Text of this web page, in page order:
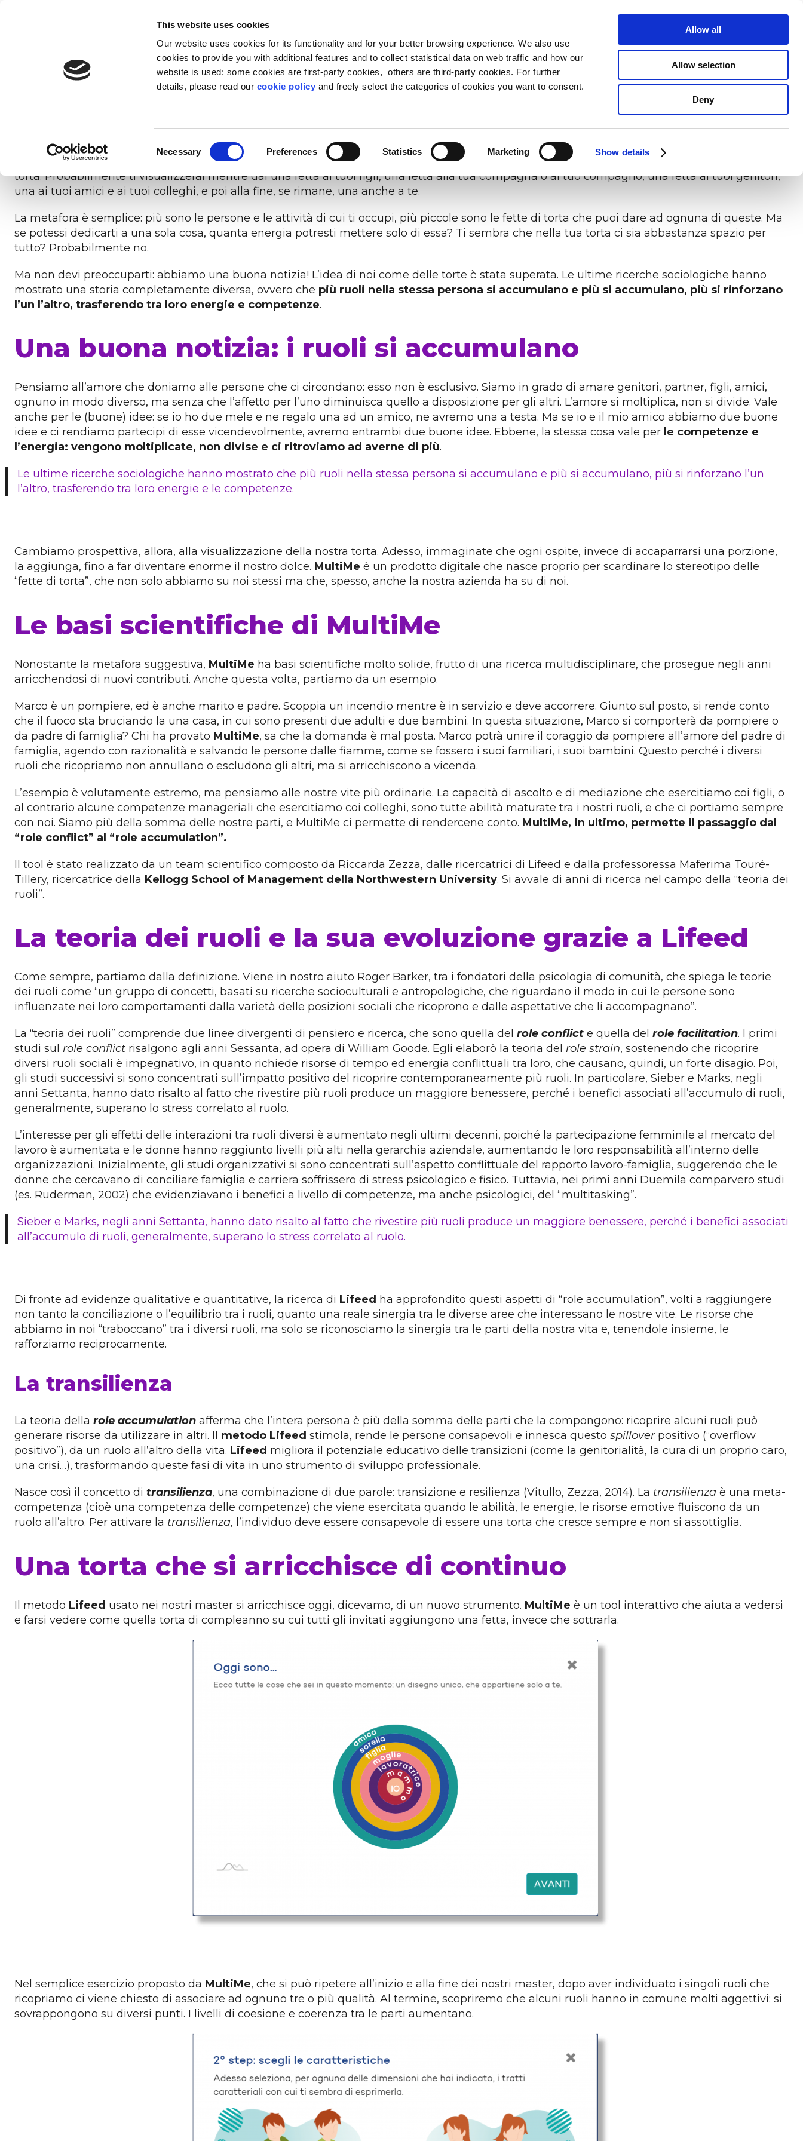
This website uses cookies
Our website uses cookies for its functionality and for your better browsing experience. We also use
cookies to provide you with additional features and to collect statistical data on web traffic and how our
website is used: some cookies are first-party cookies, others are third-party cookies. For further
details, please read our cookie policy and freely select the categories of cookies you want to consent.
Necessary Preferences Statistics Marketing Show details
Allow all
Allow selection
Deny
Accedi alla piattaformariChiedi una CONSULENZA
sviluppo senza precedenti
persone
GENERI E GENERAZIONI
INNOVAZIONE
cambiamento in risorse per l’azienda
la formazione basata sulla vita
mentre apprendono
CHI SIAMO
a impatto sociale
aziende
BLOG & RISORSE CARING COMMUNITY CONTATTACI
Immagina di essere una… torta
Immagina di essere una torta, una bella torta di compleanno, che tutti gli invitati non vedono l’ora di fare a fette e assaggiare. Ad ogni fetta
messa nel piattino corrisponde un assottigliarsi del dolce, fino a sparire del tutto. Prova ad immaginare, ora, di quante fette è composta la tua
torta. Probabilmente ti visualizzerai mentre dai una fetta ai tuoi figli, una fetta alla tua compagna o al tuo compagno, una fetta ai tuoi genitori,
una ai tuoi amici e ai tuoi colleghi, e poi alla fine, se rimane, una anche a te.
La metafora è semplice: più sono le persone e le attività di cui ti occupi, più piccole sono le fette di torta che puoi dare ad ognuna di queste. Ma
se potessi dedicarti a una sola cosa, quanta energia potresti mettere solo di essa? Ti sembra che nella tua torta ci sia abbastanza spazio per
tutto? Probabilmente no.
Ma non devi preoccuparti: abbiamo una buona notizia! L’idea di noi come delle torte è stata superata. Le ultime ricerche sociologiche hanno
mostrato una storia completamente diversa, ovvero che più ruoli nella stessa persona si accumulano e più si accumulano, più si rinforzano
l’un l’altro, trasferendo tra loro energie e competenze.
Una buona notizia: i ruoli si accumulano
Pensiamo all’amore che doniamo alle persone che ci circondano: esso non è esclusivo. Siamo in grado di amare genitori, partner, figli, amici,
ognuno in modo diverso, ma senza che l’affetto per l’uno diminuisca quello a disposizione per gli altri. L’amore si moltiplica, non si divide. Vale
anche per le (buone) idee: se io ho due mele e ne regalo una ad un amico, ne avremo una a testa. Ma se io e il mio amico abbiamo due buone
idee e ci rendiamo partecipi di esse vicendevolmente, avremo entrambi due buone idee. Ebbene, la stessa cosa vale per le competenze e
l’energia: vengono moltiplicate, non divise e ci ritroviamo ad averne di più.
Le ultime ricerche sociologiche hanno mostrato che più ruoli nella stessa persona si accumulano e più si accumulano, più si rinforzano l’un
l’altro, trasferendo tra loro energie e le competenze.
Cambiamo prospettiva, allora, alla visualizzazione della nostra torta. Adesso, immaginate che ogni ospite, invece di accaparrarsi una porzione,
la aggiunga, fino a far diventare enorme il nostro dolce. MultiMe è un prodotto digitale che nasce proprio per scardinare lo stereotipo delle
“fette di torta”, che non solo abbiamo su noi stessi ma che, spesso, anche la nostra azienda ha su di noi.
Le basi scientifiche di MultiMe
Nonostante la metafora suggestiva, MultiMe ha basi scientifiche molto solide, frutto di una ricerca multidisciplinare, che prosegue negli anni
arricchendosi di nuovi contributi. Anche questa volta, partiamo da un esempio.
Marco è un pompiere, ed è anche marito e padre. Scoppia un incendio mentre è in servizio e deve accorrere. Giunto sul posto, si rende conto
che il fuoco sta bruciando la una casa, in cui sono presenti due adulti e due bambini. In questa situazione, Marco si comporterà da pompiere o
da padre di famiglia? Chi ha provato MultiMe, sa che la domanda è mal posta. Marco potrà unire il coraggio da pompiere all’amore del padre di
famiglia, agendo con razionalità e salvando le persone dalle fiamme, come se fossero i suoi familiari, i suoi bambini. Questo perché i diversi
ruoli che ricopriamo non annullano o escludono gli altri, ma si arricchiscono a vicenda.
L’esempio è volutamente estremo, ma pensiamo alle nostre vite più ordinarie. La capacità di ascolto e di mediazione che esercitiamo coi figli, o
al contrario alcune competenze manageriali che esercitiamo coi colleghi, sono tutte abilità maturate tra i nostri ruoli, e che ci portiamo sempre
con noi. Siamo più della somma delle nostre parti, e MultiMe ci permette di rendercene conto. MultiMe, in ultimo, permette il passaggio dal
“role conflict” al “role accumulation”.
Il tool è stato realizzato da un team scientifico composto da Riccarda Zezza, dalle ricercatrici di Lifeed e dalla professoressa Maferima Touré-
Tillery, ricercatrice della Kellogg School of Management della Northwestern University. Si avvale di anni di ricerca nel campo della “teoria dei
ruoli”.
La teoria dei ruoli e la sua evoluzione grazie a Lifeed
Come sempre, partiamo dalla definizione. Viene in nostro aiuto Roger Barker, tra i fondatori della psicologia di comunità, che spiega le teorie
dei ruoli come “un gruppo di concetti, basati su ricerche socioculturali e antropologiche, che riguardano il modo in cui le persone sono
influenzate nei loro comportamenti dalla varietà delle posizioni sociali che ricoprono e dalle aspettative che li accompagnano”.
La “teoria dei ruoli” comprende due linee divergenti di pensiero e ricerca, che sono quella del role conflict e quella del role facilitation. I primi
studi sul role conflict risalgono agli anni Sessanta, ad opera di William Goode. Egli elaborò la teoria del role strain, sostenendo che ricoprire
diversi ruoli sociali è impegnativo, in quanto richiede risorse di tempo ed energia conflittuali tra loro, che causano, quindi, un forte disagio. Poi,
gli studi successivi si sono concentrati sull’impatto positivo del ricoprire contemporaneamente più ruoli. In particolare, Sieber e Marks, negli
anni Settanta, hanno dato risalto al fatto che rivestire più ruoli produce un maggiore benessere, perché i benefici associati all’accumulo di ruoli,
generalmente, superano lo stress correlato al ruolo.
L’interesse per gli effetti delle interazioni tra ruoli diversi è aumentato negli ultimi decenni, poiché la partecipazione femminile al mercato del
lavoro è aumentata e le donne hanno raggiunto livelli più alti nella gerarchia aziendale, aumentando le loro responsabilità all’interno delle
organizzazioni. Inizialmente, gli studi organizzativi si sono concentrati sull’aspetto conflittuale del rapporto lavoro-famiglia, suggerendo che le
donne che cercavano di conciliare famiglia e carriera soffrissero di stress psicologico e fisico. Tuttavia, nei primi anni Duemila comparvero studi
(es. Ruderman, 2002) che evidenziavano i benefici a livello di competenze, ma anche psicologici, del “multitasking”.
Sieber e Marks, negli anni Settanta, hanno dato risalto al fatto che rivestire più ruoli produce un maggiore benessere, perché i benefici associati
all’accumulo di ruoli, generalmente, superano lo stress correlato al ruolo.
Di fronte ad evidenze qualitative e quantitative, la ricerca di Lifeed ha approfondito questi aspetti di “role accumulation”, volti a raggiungere
non tanto la conciliazione o l’equilibrio tra i ruoli, quanto una reale sinergia tra le diverse aree che interessano le nostre vite. Le risorse che
abbiamo in noi “traboccano” tra i diversi ruoli, ma solo se riconosciamo la sinergia tra le parti della nostra vita e, tenendole insieme, le
rafforziamo reciprocamente.
La transilienza
La teoria della role accumulation afferma che l’intera persona è più della somma delle parti che la compongono: ricoprire alcuni ruoli può
generare risorse da utilizzare in altri. Il metodo Lifeed stimola, rende le persone consapevoli e innesca questo spilloverpositivo (“overflow
positivo”), da un ruolo all’altro della vita. Lifeed migliora il potenziale educativo delle transizioni (come la genitorialità, la cura di un proprio caro,
una crisi…), trasformando queste fasi di vita in uno strumento di sviluppo professionale.
Nasce così il concetto di transilienza, una combinazione di due parole: transizione e resilienza (Vitullo, Zezza, 2014). La transilienza è una meta-
competenza (cioè una competenza delle competenze) che viene esercitata quando le abilità, le energie, le risorse emotive fluiscono da un
ruolo all’altro. Per attivare la transilienza, l’individuo deve essere consapevole di essere una torta che cresce sempre e non si assottiglia.
Una torta che si arricchisce di continuo
Il metodo Lifeed usato nei nostri master si arricchisce oggi, dicevamo, di un nuovo strumento. MultiMe è un tool interattivo che aiuta a vedersi
e farsi vedere come quella torta di compleanno su cui tutti gli invitati aggiungono una fetta, invece che sottrarla.
Nel semplice esercizio proposto da MultiMe, che si può ripetere all’inizio e alla fine dei nostri master, dopo aver individuato i singoli ruoli che
ricopriamo ci viene chiesto di associare ad ognuno tre o più qualità. Al termine, scopriremo che alcuni ruoli hanno in comune molti aggettivi: si
sovrappongono su diversi punti. I livelli di coesione e coerenza tra le parti aumentano.